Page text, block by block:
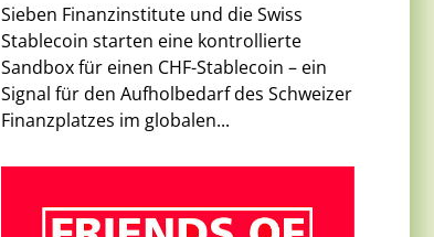
Sieben Finanzinstitute und die Swiss
Stablecoin starten eine kontrollierte
Sandbox für einen CHF-Stablecoin – ein
Signal für den Aufholbedarf des Schweizer
Finanzplatzes im globalen...